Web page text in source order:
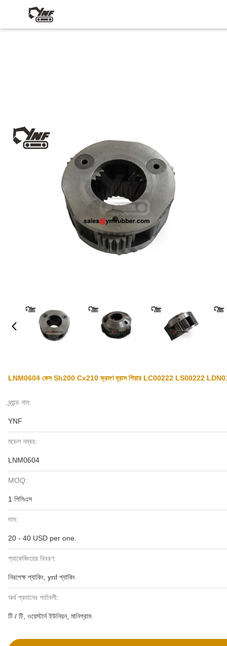
LNM0604 কেস Sh200 Cx210 ভ্রমণ হ্রাস গিয়ার LC00222 LS00222
ব্র্যান্ড নাম:
YNF
মডেল নম্বর:
LNM0604
MOQ:
1 পিসিএস
দাম:
20 - 40 USD per one.
প্যাকেজিংয়ের বিবরণ:
নিরপেক্ষ প্যাকিং, ynf প্যাকিং
অর্থ প্রদানের শর্তাবলী:
টি / টি, ওয়েস্টার্ন ইউনিয়ন, মানিগ্রাম